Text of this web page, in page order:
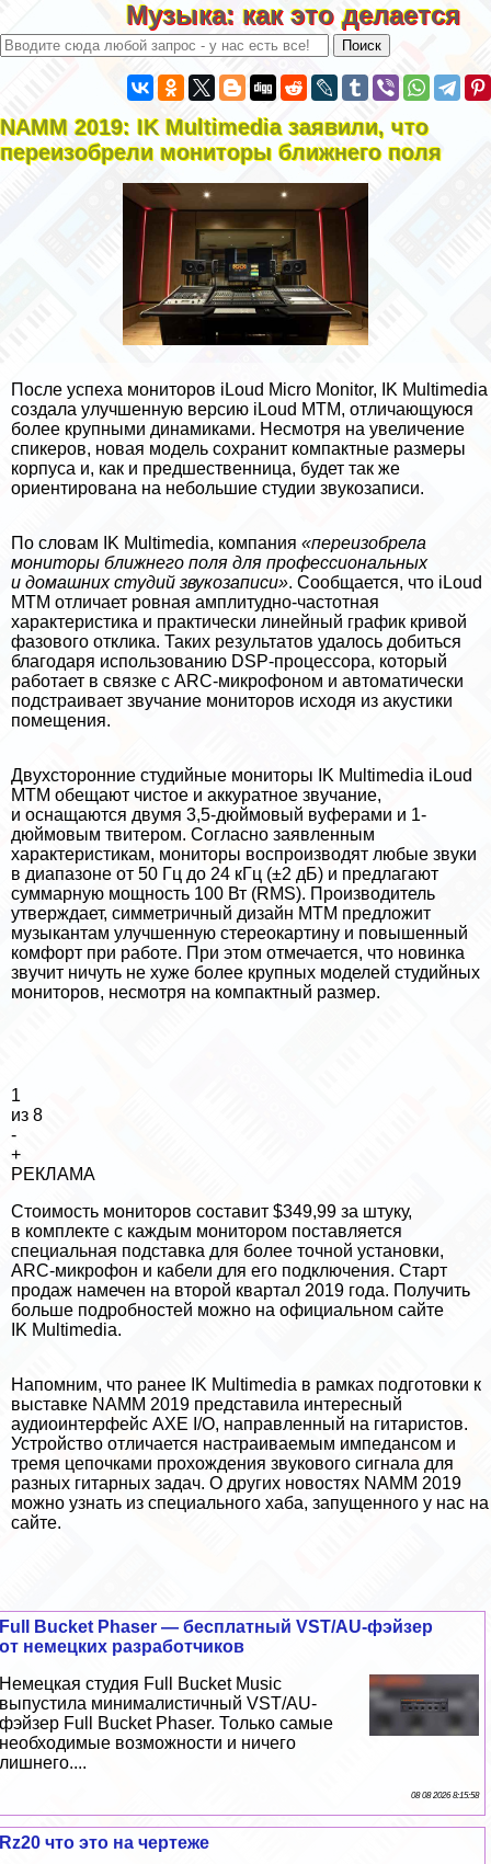
Музыка: как это делается
NAMM 2019: IK Multimedia заявили, что
переизобрели мониторы ближнего поля
После успеха мониторов iLoud Micro Monitor, IK Multimedia
создала улучшенную версию iLoud MTM, отличающуюся
более крупными динамиками. Несмотря на увеличение
спикеров, новая модель сохранит компактные размеры
корпуса и, как и предшественница, будет так же
ориентирована на небольшие студии звукозаписи.
По словам IK Multimedia, компания «переизобрела
мониторы ближнего поля для профессиональных
и домашних студий звукозаписи». Сообщается, что iLoud
MTM отличает ровная амплитудно-частотная
хаpaктеристика и пpaктически линейный график кривой
фазового отклика. Таких результатов удалось добиться
благодаря использованию DSP-процессора, который
работает в связке с ARC-микрофоном и автоматически
подстраивает звучание мониторов исходя из акустики
помещения.
Двухсторонние студийные мониторы IK Multimedia iLoud
MTM обещают чистое и аккуратное звучание,
и оснащаются двумя 3,5-дюймовый вуферами и 1-
дюймовым твитером. Согласно заявленным
хаpaктеристикам, мониторы воспроизводят любые звуки
в диапазоне от 50 Гц до 24 кГц (±2 дБ) и предлагают
суммарную мощность 100 Вт (RMS). Производитель
утверждает, симметричный дизайн MTM предложит
музыкантам улучшенную стереокартину и повышенный
комфорт при работе. При этом отмечается, что новинка
звучит ничуть не хуже более крупных моделей студийных
мониторов, несмотря на компактный размер.
1
из 8
-
+
РЕКЛАМА
Стоимость мониторов составит $349,99 за штуку,
в комплекте с каждым монитором поставляется
специальная подставка для более точной установки,
ARC-микрофон и кабели для его подключения. Старт
продаж намечен на второй квартал 2019 года. Получить
больше подробностей можно на официальном сайте
IK Multimedia.
Напомним, что ранее IK Multimedia в рамках подготовки к
выставке NAMM 2019 представила интересный
аудиоинтерфейс AXE I/O, направленный на гитаристов.
Устройство отличается настраиваемым импедансом и
тремя цепочками прохождения звукового сигнала для
разных гитарных задач. О других новостях NAMM 2019
можно узнать из специального хаба, запущенного у нас на
сайте.
Full Bucket Phaser — бесплатный VST/AU-фэйзер
от немецких разработчиков
Немецкая студия Full Bucket Music
выпустила минималистичный VST/AU-
фэйзер Full Bucket Phaser. Только самые
необходимые возможности и ничего
лишнего....
08 08 2026 8:15:58
Rz20 что это на чертеже